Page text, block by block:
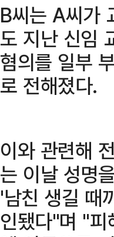
B씨는 A씨가
도 지난 신임
혐의를 일부
로 전해졌다.
이와 관련해
는 이날 성명
'남친 생길 때
인됐다"며 "